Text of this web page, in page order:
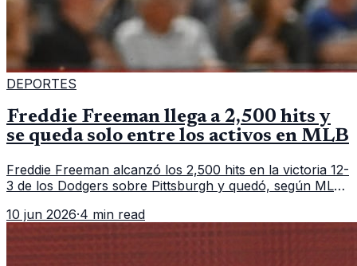
DEPORTES
Freddie Freeman llega a 2,500 hits y
se queda solo entre los activos en MLB
Freddie Freeman alcanzó los 2,500 hits en la victoria 12-
3 de los Dodgers sobre Pittsburgh y quedó, según MLB,
Grandes Ligas.
10 jun 2026·4 min read